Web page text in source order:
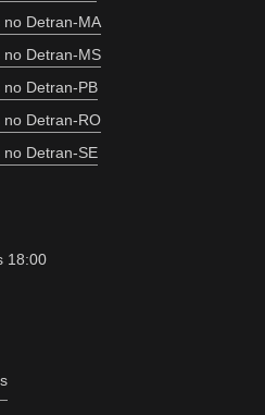
Detran-MA
Detran-MS
Detran-PB
Detran-RO
Detran-SE
18:00